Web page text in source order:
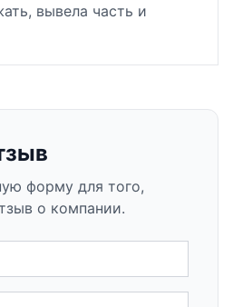
вывела часть и
форму для того,
о компании.